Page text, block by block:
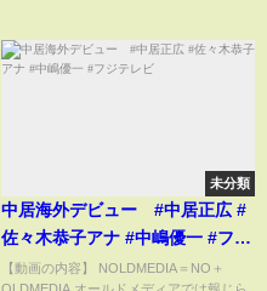
未分類
中居海外デビュー #中居正広 #
佐々木恭子アナ #中嶋優一 #フジ
テレビ
【動画の内容】 NOLDMEDIA＝NO＋